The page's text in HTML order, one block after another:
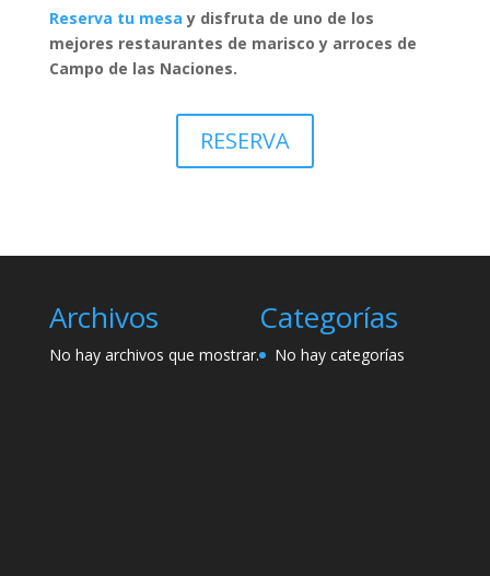
Reserva tu mesa y disfruta de uno de los
mejores restaurantes de marisco y arroces de
Campo de las Naciones.
RESERVA
Archivos
No hay archivos que mostrar.
Categorías
No hay categorías